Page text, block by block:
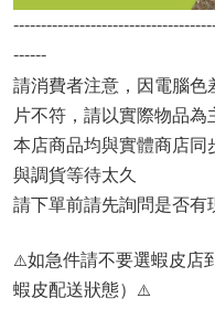
------
請消費者注意，因電腦
片不符，請以實際物品為
本店商品均與實體商店
與調貨等待太久
請下單前請先詢問是否有
⚠️如急件請不要選蝦皮店
蝦皮配送狀態） ⚠️